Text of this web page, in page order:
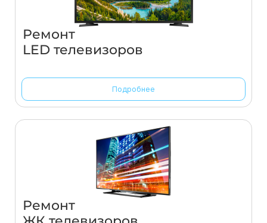
Ремонт
LED телевизоров
Подробнее
Ремонт